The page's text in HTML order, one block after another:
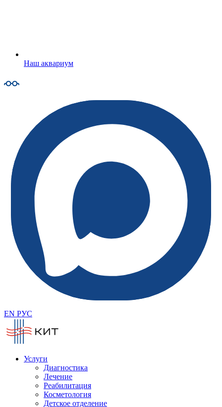
Наш аквариум
EN РУС
Услуги
Диагностика
Лечение
Реабилитация
Косметология
Детское отделение